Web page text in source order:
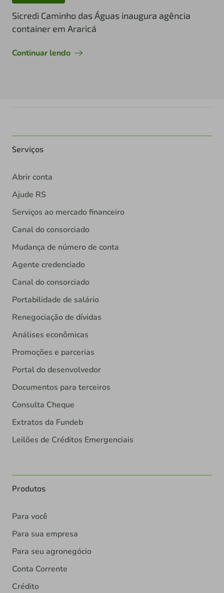
Sicredi Caminho das Águas inaugura agência
container em Araricá
Continuar lendo
Serviços
Abrir conta
Ajude RS
Serviços ao mercado financeiro
Canal do consorciado
Mudança de número de conta
Agente credenciado
Canal do consorciado
Portabilidade de salário
Renegociação de dívidas
Análises econômicas
Promoções e parcerias
Portal do desenvolvedor
Documentos para terceiros
Consulta Cheque
Extratos da Fundeb
Leilões de Créditos Emergenciais
Produtos
Para você
Para sua empresa
Para seu agronegócio
Conta Corrente
Crédito